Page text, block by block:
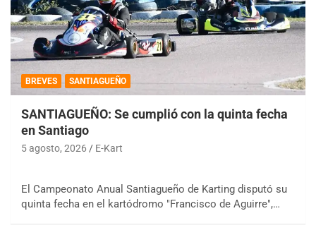
BREVES SANTIAGUEÑO
SANTIAGUEÑO: Se cumplió con la quinta fecha
en Santiago
5 agosto, 2026 E-Kart
El Campeonato Anual Santiagueño de Karting disputó su
quinta fecha en el kartódromo "Francisco de Aguirre",…